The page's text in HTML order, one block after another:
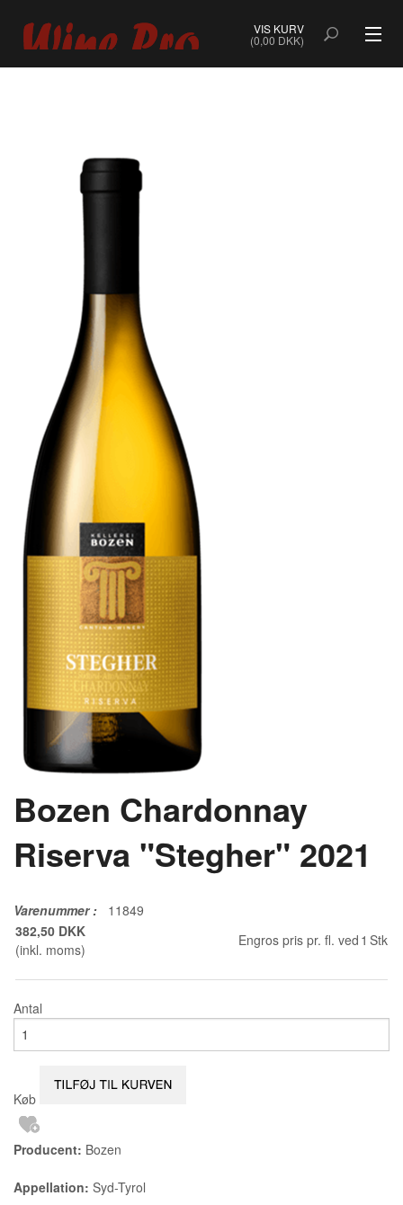
VIS KURV
(0,00 DKK)
DESSERTVIN & PORTVIN
NATURVIN & ORANGEVIN
ØKOLOGISK VIN
VINE MED AWARDS
VIS KURV (0,00 DKK)
PRISLISTE
VILKÅR
NYHEDSBREV
TILBUD
Bozen Chardonnay
Riserva "Stegher" 2021
Varenummer :
11849
382,50 DKK
(inkl. moms)
Engros pris pr. fl. ved 1 Stk
Antal
Køb
Producent: Bozen
Appellation: Syd-Tyrol